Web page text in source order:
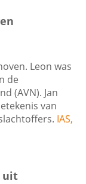
Leon was
de
(AVN). Jan
van
IAS,
uit